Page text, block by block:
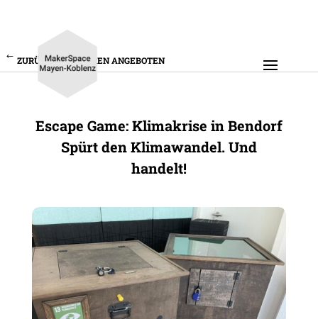
ZURÜCK ZU UNSEREN ANGEBOTEN
Escape Game: Klima­krise in Bendorf
Spürt den Klima­wandel. Und
handelt!